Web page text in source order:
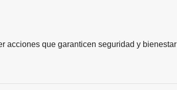
acciones que garanticen seguridad y bienestar